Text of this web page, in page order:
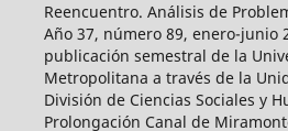
Reencuentro. Análisis de
Año 37, número 89, enero-junio
publicación semestral de la
Metropolitana a través de la
División de Ciencias Sociales y
Prolongación Canal de